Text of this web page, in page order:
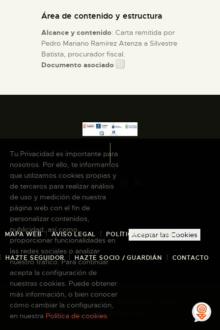
Área de contenido y estructura
Alcance y contenido: Carta remitida por
Pedro Mariano Ramírez Atenza a Silvestre
Batista, procurador fiscal.
Documento asociado
MAPA WEB AVISO LEGAL POLÍTICA DE COOKIES
HAZTE SEGUIDOR HAZTE SOCIO / GUARDIÁN CONTACTO
Copyright © 2026 El Museo Canario · Todos
los derechos reservados
Tu Privacidad es importante para
nosotros. Por ello, te informamos
que utilizamos cookies propias y
de terceros para realizar análisis
de uso y medición de nuestra
página web con el fin de
personalizar contenidos,
publicidad, así como
proporcionar funcionalidades en
las redes sociales o analizar
nuestro tráfico. Para continuar
acepta la configuración de
nuestras cookies. Puede obtener
más información, o bien conocer
cómo cambiar la configuración,
en nuestra Política de cookies
Aceptar las Cookies